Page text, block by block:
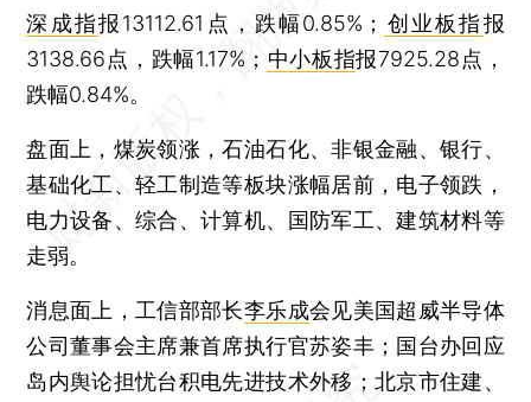
深成指报13112.61点，跌幅0.85%； 创业板指报
3138.66点，跌幅1.17%； 中小板指报7925.28点，
跌幅0.84%。
盘面上，煤炭领涨，石油石化、非银金融、银行、
基础化工、轻工制造等板块涨幅居前，电子领跌，
电力设备、综合、计算机、国防军工、建筑材料等
走弱。
消息面上，工信部部长李乐成会见美国超威半导体
公司董事会主席兼首席执行官苏姿丰；国台办回应
岛内舆论担忧台积电先进技术外移；北京市住建、